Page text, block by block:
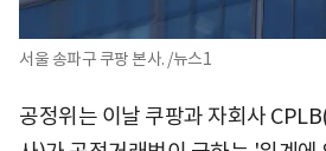
서울 송파구 쿠팡 본사. /뉴스1
공정위는 이날 쿠팡과 자회사